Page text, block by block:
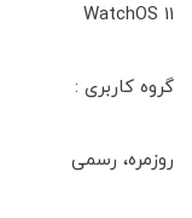
WatchOS 11
گروه کاربری :
روزمره، رسمی